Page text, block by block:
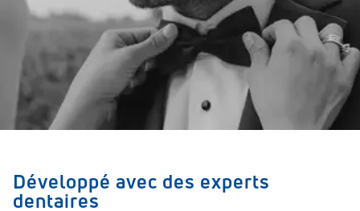
Développé avec des experts
dentaires